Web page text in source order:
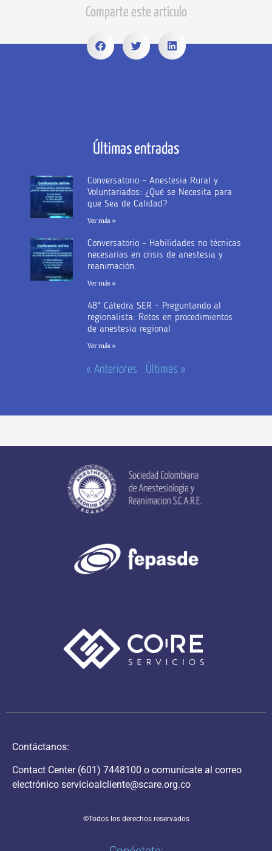
Comparte este artículo
Últimas entradas
Conversatorio – Anestesia Rural y
Voluntariados: ¿Qué se Necesita para
que Sea de Calidad?
Ver más »
Conversatorio – Habilidades no técnicas
necesarias en crisis de anestesia y
reanimación.
Ver más »
48° Cátedra SER – Preguntando al
regionalista: Retos en procedimientos
de anestesia regional
Ver más »
« Anteriores Últimas »
Contáctanos:
Contact Center (601) 7448100 o comunícate al correo
electrónico servicioalcliente@scare.org.co
©Todos los derechos reservados